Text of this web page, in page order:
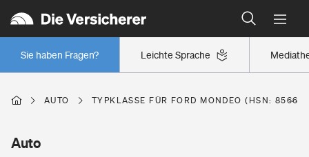
Leichte Sprache
Sie haben Fragen?
Wer versichert was: Jetzt Versicherer finden
Regionalklassen: So ist Ihre Region eingestuft
Wer versichert was: Jetzt Versicherer finden
AUTO TYPKLASSE FÜR FORD MONDEO (HSN: 8566,
Auto